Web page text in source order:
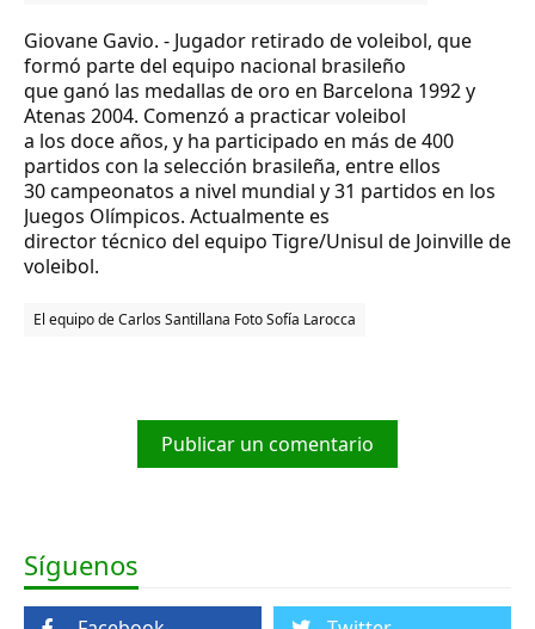
Giovane Gavio. - Jugador retirado de voleibol, que
formó parte del equipo nacional brasileño
que ganó las medallas de oro en Barcelona 1992 y
Atenas 2004. Comenzó a practicar voleibol
a los doce años, y ha participado en más de 400
partidos con la selección brasileña, entre ellos
30 campeonatos a nivel mundial y 31 partidos en los
Juegos Olímpicos. Actualmente es
director técnico del equipo Tigre/Unisul de Joinville de
voleibol.
El equipo de Carlos Santillana FotoSofía Larocca
Publicar un comentario
Síguenos